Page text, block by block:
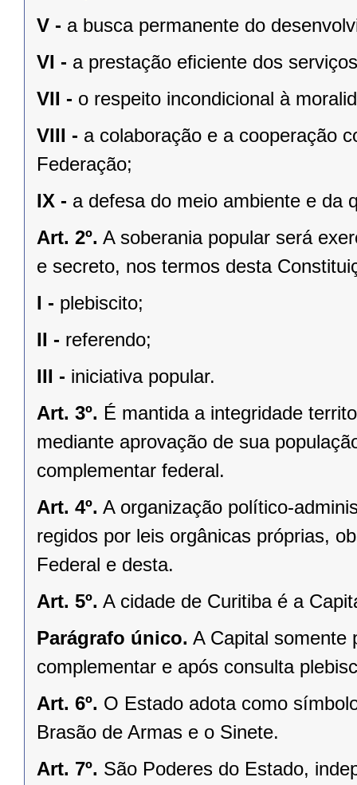
V - a busca permanente do
VI - a prestação eﬁciente dos
VII - o respeito incondicional à
VIII - a colaboração e a cooperação
Federação;
IX - a defesa do meio ambiente e da
Art. 2º. A soberania popular será
e secreto, nos termos desta
I - plebiscito;
II - referendo;
III - iniciativa popular.
Art. 3º. É mantida a integridade
mediante aprovação de sua
complementar federal.
Art. 4º. A organização político-
regidos por leis orgânicas próprias,
Federal e desta.
Art. 5º. A cidade de Curitiba é a
Parágrafo único. A Capital somente
complementar e após consulta
Art. 6º. O Estado adota como
Brasão de Armas e o Sinete.
Art. 7º. São Poderes do Estado,